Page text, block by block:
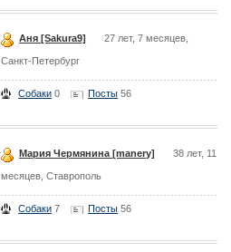
Аня [Sakura9] 27 лет, 7 месяцев,
Санкт-Петербург
Собаки 0 Посты 56
Мария Чермянина [manery] 38 лет, 11
месяцев, Ставрополь
Собаки 7 Посты 56